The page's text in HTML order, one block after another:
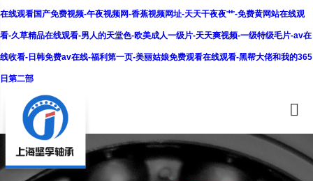
在线观看国产免费视频-午夜视频网-香蕉视频网址-天天干夜夜艹-免费黄网站在线观
看-久草精品在线观看-男人的天堂色-欧美成人一级片-天天爽视频-一级特级毛片-av在
线收看-日韩免费av在线-福利第一页-美丽姑娘免费观看在线观看-黑帮大佬和我的365
日第二部